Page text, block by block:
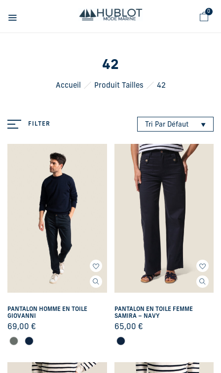
0
42
Accueil Produit Tailles 42
FILTER Tri Par Défaut
PANTALON HOMME EN TOILE
GIOVANNI
69,00 €
PANTALON EN TOILE FEMME
SAMIRA – NAVY
65,00 €
Panneau de gestion des cookies